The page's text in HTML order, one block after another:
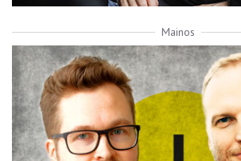
Mainos